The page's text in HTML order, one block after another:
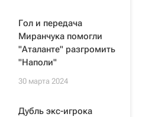
Гол и передача
Миранчука помогли
"Аталанте" разгромить
"Наполи"
30 марта 2024
Дубль экс-игрока